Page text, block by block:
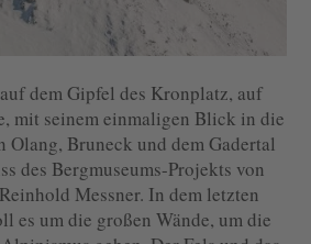
dem Gipfel des Kronplatz, auf
mit seinem einmaligen Blick in die
Olang, Bruneck und dem Gadertal
des Bergmuseums-Projekts von
Messner. In dem letzten
es um die großen Wände, um die